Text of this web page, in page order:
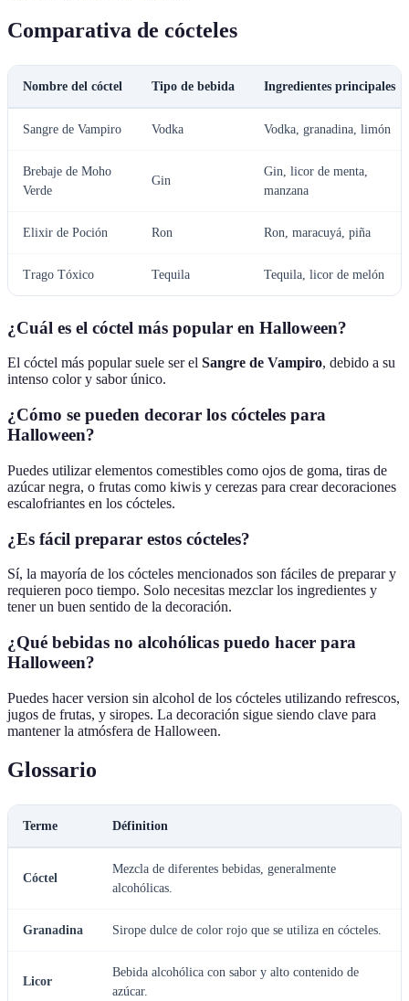
Comparativa de cócteles
Nombre del cóctel Tipo de bebida Ingredientes principales
Sangre de Vampiro Vodka Vodka, granadina, limón
Brebaje de Moho
Verde
Gin
Gin, licor de menta,
manzana
Elixir de Poción Ron Ron, maracuyá, piña
Trago Tóxico Tequila Tequila, licor de melón
¿Cuál es el cóctel más popular en Halloween?
El cóctel más popular suele ser el Sangre de Vampiro, debido a su
intenso color y sabor único.
¿Cómo se pueden decorar los cócteles para
Halloween?
Puedes utilizar elementos comestibles como ojos de goma, tiras de
azúcar negra, o frutas como kiwis y cerezas para crear decoraciones
escalofriantes en los cócteles.
¿Es fácil preparar estos cócteles?
Sí, la mayoría de los cócteles mencionados son fáciles de preparar y
requieren poco tiempo. Solo necesitas mezclar los ingredientes y
tener un buen sentido de la decoración.
¿Qué bebidas no alcohólicas puedo hacer para
Halloween?
Puedes hacer version sin alcohol de los cócteles utilizando refrescos,
jugos de frutas, y siropes. La decoración sigue siendo clave para
mantener la atmósfera de Halloween.
Glossario
Terme Définition
Cóctel
Mezcla de diferentes bebidas, generalmente
alcohólicas.
Granadina Sirope dulce de color rojo que se utiliza en cócteles.
Licor
Bebida alcohólica con sabor y alto contenido de
azúcar.